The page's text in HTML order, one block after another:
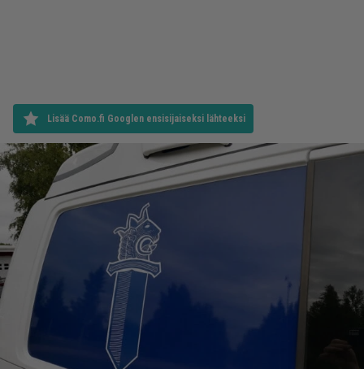
Lisää Como.fi Googlen ensisijaiseksi lähteeksi